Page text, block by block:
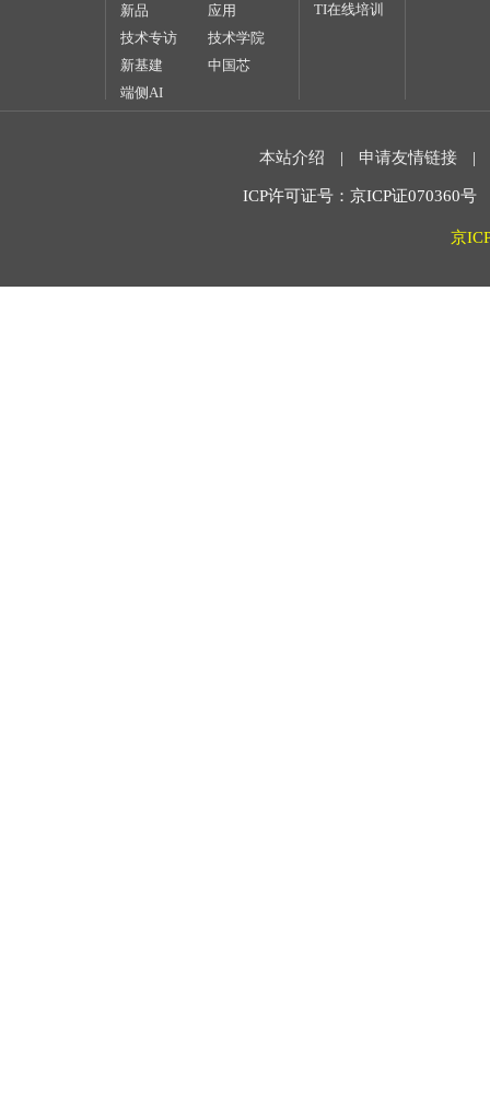
新品
应用
技术专访
技术学院
新基建
中国芯
端侧AI
TI在线培训
本站介绍 | 申请友情链接 |
ICP许可证号：京ICP证070360
京